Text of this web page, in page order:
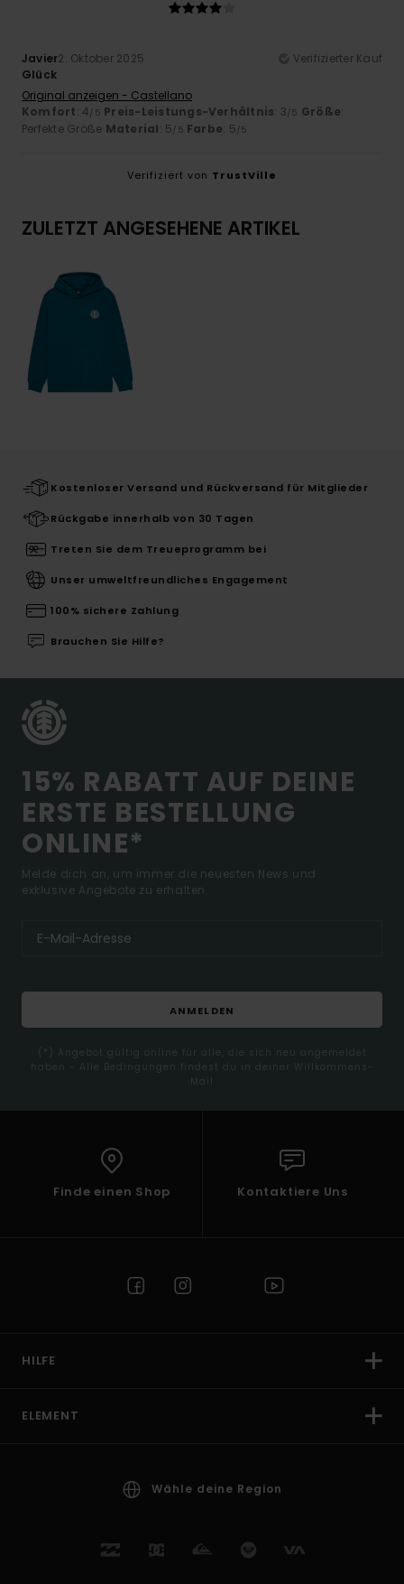
Javier2. Oktober 2025
Verifizierter Kauf
Glück
Original anzeigen - Castellano
Komfort: 4/5 Preis-Leistungs-Verhältnis: 3/5 Größe:
Perfekte Größe Material: 5/5 Farbe: 5/5
Verifiziert von TrustVille
ZULETZT ANGESEHENE ARTIKEL
Kostenloser Versand und Rückversand für Mitglieder
Rückgabe innerhalb von 30 Tagen
Treten Sie dem Treueprogramm bei
Unser umweltfreundliches Engagement
100% sichere Zahlung
Brauchen Sie Hilfe?
15% RABATT AUF DEINE
ERSTE BESTELLUNG
ONLINE*
Melde dich an, um immer die neuesten News und
exklusive Angebote zu erhalten.
ANMELDEN
(*) Angebot gültig online für alle, die sich neu angemeldet
haben - Alle Bedingungen findest du in deiner Willkommens-
Mail
Finde einen Shop Kontaktiere Uns
HILFE
ELEMENT
Wähle deine Region